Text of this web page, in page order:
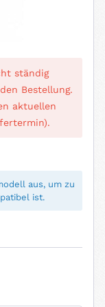
ständig
Bestellung.
aktuellen
aus, um zu
ist.